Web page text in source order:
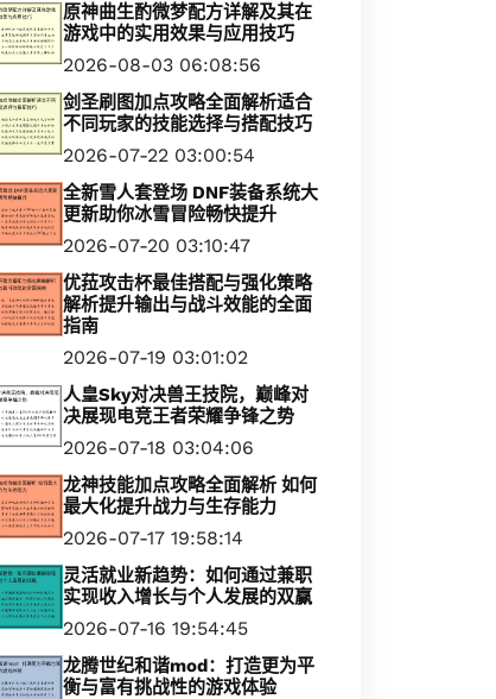
原神曲生酌微梦配方详解及其在
游戏中的实用效果与应用技巧
2026-08-03 06:08:56
剑圣刷图加点攻略全面解析适合
不同玩家的技能选择与搭配技巧
2026-07-22 03:00:54
全新雪人套登场 DNF装备系统大
更新助你冰雪冒险畅快提升
2026-07-20 03:10:47
优菈攻击杯最佳搭配与强化策略
解析提升输出与战斗效能的全面
指南
2026-07-19 03:01:02
人皇Sky对决兽王技院，巅峰对
决展现电竞王者荣耀争锋之势
2026-07-18 03:04:06
龙神技能加点攻略全面解析 如何
最大化提升战力与生存能力
2026-07-17 19:58:14
灵活就业新趋势：如何通过兼职
实现收入增长与个人发展的双赢
2026-07-16 19:54:45
龙腾世纪和谐mod：打造更为平
衡与富有挑战性的游戏体验